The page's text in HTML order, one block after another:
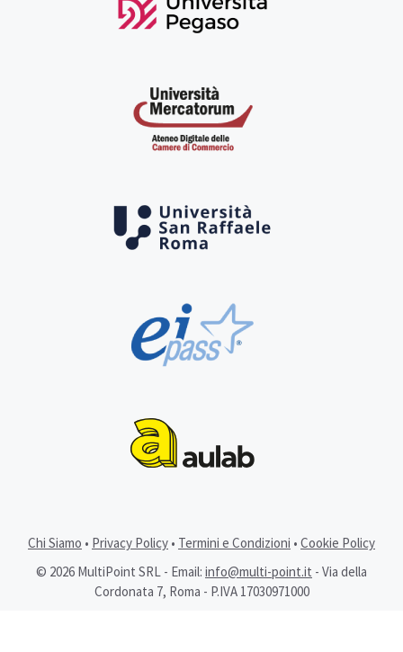
Chi Siamo • Privacy Policy • Termini e Condizioni • Cookie Policy
© 2026 MultiPoint SRL - Email: info@multi-point.it - Via della
Cordonata 7, Roma - P.IVA 17030971000